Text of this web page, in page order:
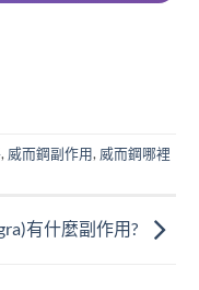
, 威而鋼副作用, 威而鋼哪裡
有什麼副作用?